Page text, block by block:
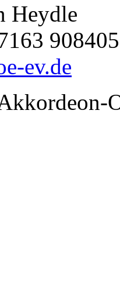
Heydle
ev.de